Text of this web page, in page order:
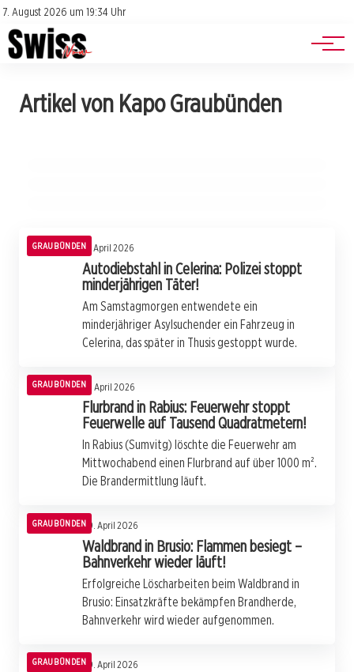
7. August 2026 um 19:34 Uhr
Impressum
Datenschutz
Jobs
Events
Artikel von Kapo Graubünden
Junge Täter fällen illegale Bäume:
20. April 2026
Schock in Tomils: 70-Jährige nach Unfall ins
GRAUBÜNDEN18. April 2026
Autodiebstahl in Celerina: Polizei stoppt
minderjährigen Täter!
Am Samstagmorgen entwendete ein
minderjähriger Asylsuchender ein Fahrzeug in
Celerina, das später in Thusis gestoppt wurde.
GRAUBÜNDEN16. April 2026
Flurbrand in Rabius: Feuerwehr stoppt
Feuerwelle auf Tausend Quadratmetern!
In Rabius (Sumvitg) löschte die Feuerwehr am
Mittwochabend einen Flurbrand auf über 1000 m².
Die Brandermittlung läuft.
GRAUBÜNDEN09. April 2026
Waldbrand in Brusio: Flammen besiegt –
Bahnverkehr wieder läuft!
Erfolgreiche Löscharbeiten beim Waldbrand in
Brusio: Einsatzkräfte bekämpfen Brandherde,
Bahnverkehr wird wieder aufgenommen.
GRAUBÜNDEN09. April 2026